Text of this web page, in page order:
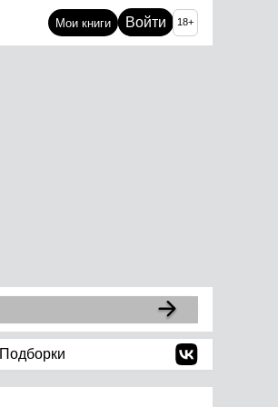
Мои книги Войти 18+
Подборки